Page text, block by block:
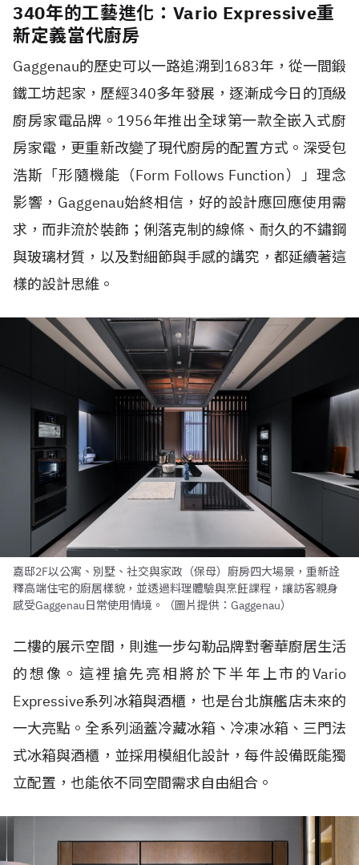
340年的工藝進化：Vario Expressive重
新定義當代廚房
Gaggenau的歷史可以一路追溯到1683年，從一間鍛
鐵工坊起家，歷經340多年發展，逐漸成今日的頂級
廚房家電品牌。1956年推出全球第一款全嵌入式廚
房家電，更重新改變了現代廚房的配置方式。深受包
浩斯「形隨機能（Form Follows Function）」理念
影響，Gaggenau始終相信，好的設計應回應使用需
求，而非流於裝飾；俐落克制的線條、耐久的不鏽鋼
與玻璃材質，以及對細節與手感的講究，都延續著這
樣的設計思維。
嘉邸2F以公寓、別墅、社交與家政（保母）廚房四大場景，重新詮
釋高端住宅的廚居樣貌，並透過料理體驗與烹飪課程，讓訪客親身
感受Gaggenau日常使用情境。（圖片提供：Gaggenau）
二樓的展示空間，則進一步勾勒品牌對奢華廚居生活
的想像。這裡搶先亮相將於下半年上市的Vario
Expressive系列冰箱與酒櫃，也是台北旗艦店未來的
一大亮點。全系列涵蓋冷藏冰箱、冷凍冰箱、三門法
式冰箱與酒櫃，並採用模組化設計，每件設備既能獨
立配置，也能依不同空間需求自由組合。